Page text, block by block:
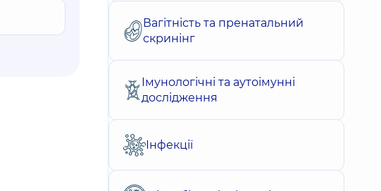
Вагітність та пренатальний
скринінг
Імунологічні та аутоімунні
дослідження
Інфекції